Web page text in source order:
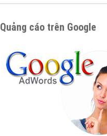
Quảng cáo trên Google